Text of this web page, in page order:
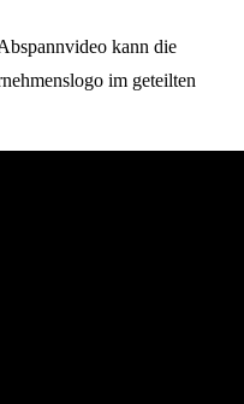
kann die
im geteilten